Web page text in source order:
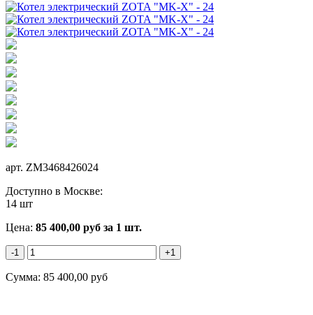
арт. ZM3468426024
Доступно в Москве:
14 шт
Цена: 85 400,00 руб за 1 шт.
-1 +1
Сумма: 85 400,00 руб